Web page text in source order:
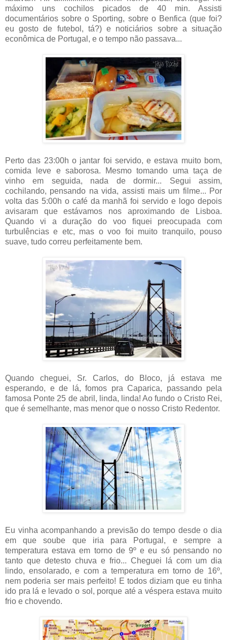
máximo uns cochilos picados de 40 min. Assisti
documentários sobre o Sporting, sobre o Benfica (que foi?
eu gosto de futebol, tá?) e noticiários sobre a situação
econômica de Portugal, e o tempo não passava...
Perto das 23:00h o jantar foi servido, e estava muito bom,
comida leve e saborosa. Mesmo tomando uma taça de
vinho em seguida, nada de dormir... Segui assim,
cochilando, pensando na vida, assisti mais um filme... Por
volta das 5:00h o café da manhã foi servido e logo depois
avisaram que estávamos nos aproximando de Lisboa.
Quando vi a duração do voo fiquei preocupada com
turbulências e etc, mas o voo foi muito tranquilo, pouso
suave, tudo correu perfeitamente bem.
Quando cheguei, Sr. Carlos, do Bloco, já estava me
esperando, e de lá, fomos pra Caparica, passando pela
famosa Ponte 25 de abril, linda, linda! Ao fundo o Cristo Rei,
que é semelhante, mas menor que o nosso Cristo Redentor.
Eu vinha acompanhando a previsão do tempo desde o dia
em que soube que iria para Portugal, e sempre a
temperatura estava em torno de 9º e eu só pensando no
tanto que detesto chuva e frio... Cheguei lá com um dia
lindo, ensolarado, e com a temperatura em torno de 16º,
nem poderia ser mais perfeito! E todos diziam que eu tinha
ido pra lá e levado o sol, porque até a véspera estava muito
frio e chovendo.